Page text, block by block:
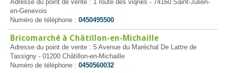
Adresse du point de vente : 1 route des viqnes - 74160 Saint-Julien-
en-Genevois
Numéro de téléphone : 0450495500
Bricomarché à Châtillon-en-Michaille
Adresse du point de vente : 5 Avenue du Maréchal De Lattre de
Tassigny - 01200 Châtillon-en-Michaille
Numéro de téléphone : 0450560032